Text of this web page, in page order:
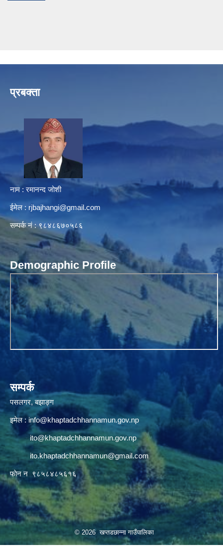
प्रबक्ता
नाम : रमानन्द जोशी
ईमेल : rjbajhangi@gmail.com
सम्पर्क नं : ९८४८६७०५८६
Demographic Profile
सम्पर्क
पसलगर, बझाङ्ग
इमेल : info@khaptadchhannamun.gov.np
ito@khaptadchhannamun.gov.np
ito.khaptadchhannamun@gmail.com
फाेन न‌‍‍ ९८५८४८५६१६
© 2026 खप्तडछान्ना गाउँपालिका